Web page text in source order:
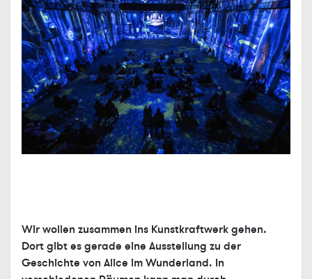
Wir wollen zusammen ins Kunstkraftwerkgehen.
Dort gibt es gerade eine Ausstellung zu der
Geschichte von Alice im Wunderland. In